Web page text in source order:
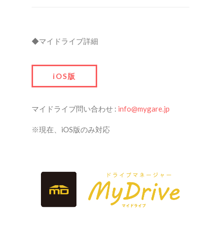
◆マイドライブ詳細
iOS版
マイドライブ問い合わせ : info@mygare.jp
※現在、iOS版のみ対応